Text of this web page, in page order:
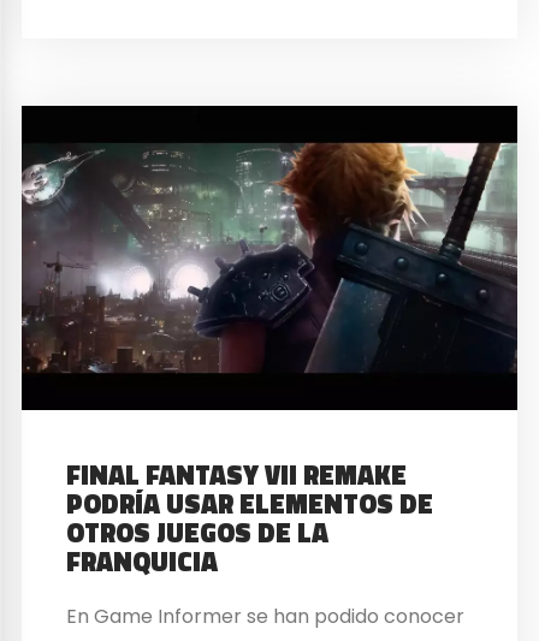
FINAL FANTASY VII REMAKE
PODRÍA USAR ELEMENTOS DE
OTROS JUEGOS DE LA
FRANQUICIA
En Game Informer se han podido conocer